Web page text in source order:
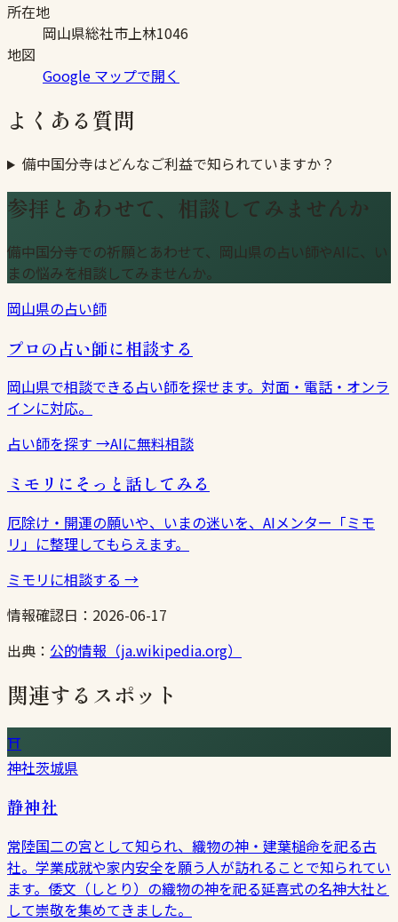
所在地
岡山県総社市上林1046
地図
Google マップで開く
よくある質問
備中国分寺はどんなご利益で知られていますか？
参拝とあわせて、相談してみませんか
備中国分寺での祈願とあわせて、岡山県の占い師やAIに、い
まの悩みを相談してみませんか。
岡山県の占い師
プロの占い師に相談する
岡山県で相談できる占い師を探せます。対面・電話・オンラ
インに対応。
占い師を探す →AIに無料相談
ミモリにそっと話してみる
厄除け・開運の願いや、いまの迷いを、AIメンター「ミモ
リ」に整理してもらえます。
ミモリに相談する →
情報確認日： 2026-06-17
出典： 公的情報（ja.wikipedia.org）
関連するスポット
⛩
神社茨城県
静神社
常陸国二の宮として知られ、織物の神・建葉槌命を祀る古
社。学業成就や家内安全を願う人が訪れることで知られてい
ます。倭文（しとり）の織物の神を祀る延喜式の名神大社と
して崇敬を集めてきました。